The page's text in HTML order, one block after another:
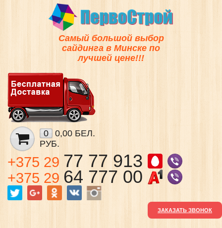
Самый большой выбор
сайдинга в Минске по
лучшей цене!!!
0
0,00 БЕЛ.
РУБ.
+375 29 77 77 913
+375 29 64 777 00
ЗАКАЗАТЬ ЗВОНОК